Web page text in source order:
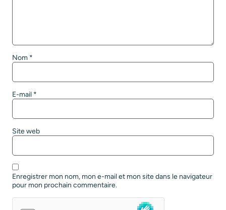
Nom *
E-mail *
Site web
Enregistrer mon nom, mon e-mail et mon site dans le navigateur
pour mon prochain commentaire.